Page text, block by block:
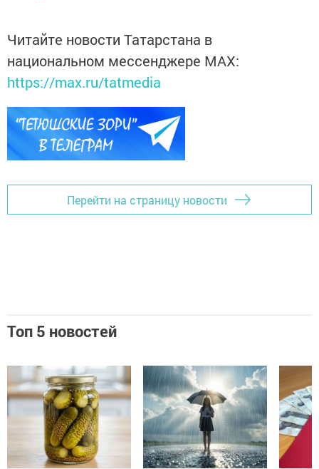
Читайте новости Татарстана в
национальном мессенджере MАХ:
https://max.ru/tatmedia
Перейти на страницу новости
Топ 5 новостей